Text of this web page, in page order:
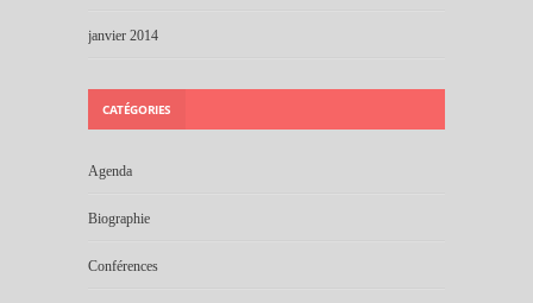
janvier 2014
CATÉGORIES
Agenda
Biographie
Conférences